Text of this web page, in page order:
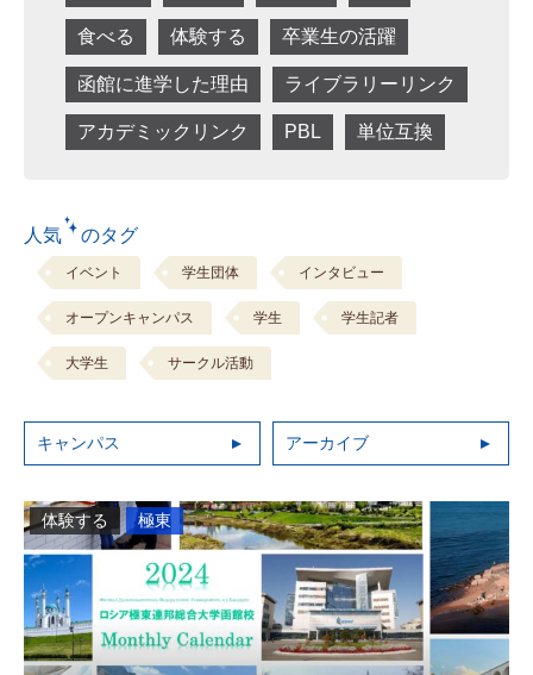
食べる 体験する 卒業生の活躍
函館に進学した理由 ライブラリーリンク
アカデミックリンク PBL 単位互換
人気 のタグ
イベント 学生団体 インタビュー
オープンキャンパス 学生 学生記者
大学生 サークル活動
キャンパス アーカイブ
体験する 極東